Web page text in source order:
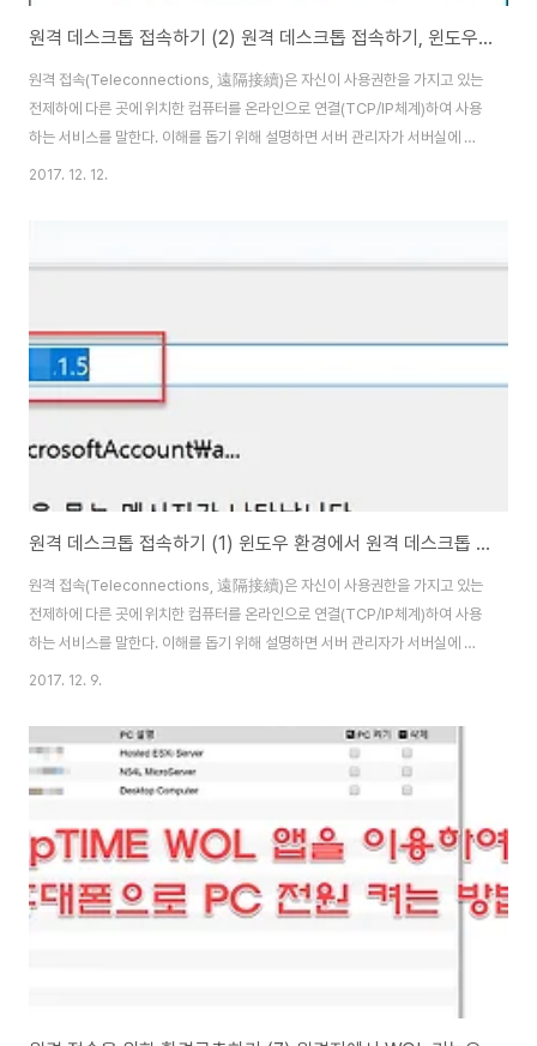
원격 데스크톱 접속하기 (2) 원격 데스크톱 접속하기, 윈도우편 - mstsc 명령 사용법
원격 접속(Teleconnections, 遠隔接續)은 자신이 사용권한을 가지고 있는
전제하에 다른 곳에 위치한 컴퓨터를 온라인으로 연결(TCP/IP체계)하여 사용
하는 서비스를 말한다. 이해를 돕기 위해 설명하면 서버 관리자가 서버실에 있
는 다수의 서버를 서버실이 아닌 사무실 또는 원격지에서 서버를 관리할 수 있
..
2017. 12. 12.
원격 데스크톱 접속하기 (1) 윈도우 환경에서 원격 데스크톱 연결 살펴보기
원격 접속(Teleconnections, 遠隔接續)은 자신이 사용권한을 가지고 있는
전제하에 다른 곳에 위치한 컴퓨터를 온라인으로 연결(TCP/IP체계)하여 사용
하는 서비스를 말한다. 이해를 돕기 위해 설명하면 서버 관리자가 서버실에 있
는 다수의 서버를 서버실이 아닌 사무실 또는 원격지에서 서버를 관리할 수 있
구들이 출시되어 누구나 쉽게 원격 제어 기술을 사용할 수 있다. 이제는 크롬 웹
브라우저의 Plug-in 프로그램인 구글 크롬 원격 데스크톱 서비스(Chrome
Remote Desktop)를 통해 다른 데스크톱 PC나 휴대기기에서 윈도우, 맥,
..
2017. 12. 9.